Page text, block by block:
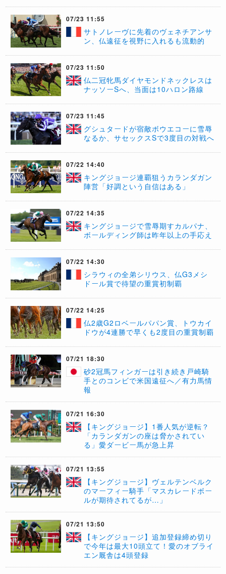
07/23 11:55
サトノレーヴに先着のヴェネチアンサ
ン、仏遠征を視野に入れるも流動的
07/23 11:50
仏二冠牝馬ダイヤモンドネックレスは
ナッソーSへ、当面は10ハロン路線
07/23 11:45
グシュタードが宿敵ボウエコーに雪辱
なるか、サセックスSで3度目の対戦へ
07/22 14:40
キングジョージ連覇狙うカランダガン
陣営「好調という自信はある」
07/22 14:35
キングジョージで雪辱期すカルパナ、
ボールディング師は昨年以上の手応え
07/22 14:30
シラウィの全弟シリウス、仏G3メシ
ドール賞で待望の重賞初制覇
07/22 14:25
仏2歳G2ロベールパパン賞、トウカイ
ドウが4連勝で早くも2度目の重賞制覇
07/21 18:30
砂2冠馬フィンガーは引き続き戸崎騎
手とのコンビで米国遠征へ／有力馬情
報
07/21 16:30
【キングジョージ】1番人気が逆転？
「カランダガンの座は脅かされてい
る」愛ダービー馬が急上昇
07/21 13:55
【キングジョージ】ヴェルテンベルク
のマーフィー騎手「マスカレードボー
ルが期待されてるが…」
07/21 13:50
【キングジョージ】追加登録締め切り
で今年は最大10頭立て！愛のオブライ
エン厩舎は4頭登録